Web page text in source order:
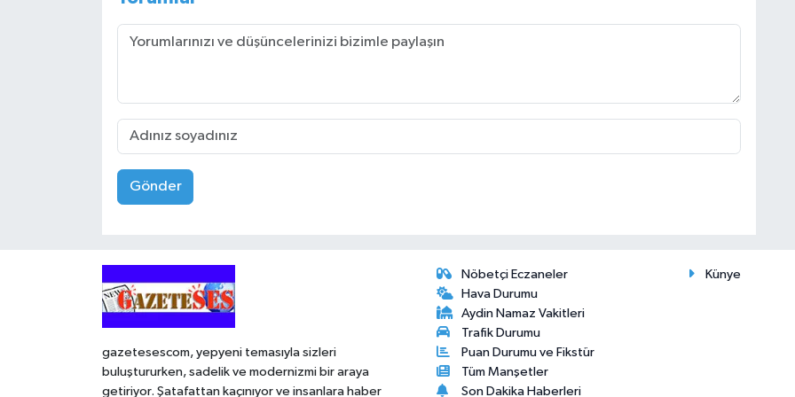
Gönder
gazetesescom, yepyeni temasıyla sizleri
buluştururken, sadelik ve modernizmi bir araya
getiriyor. Şatafattan kaçınıyor ve insanlara haber
Nöbetçi Eczaneler
Hava Durumu
Aydin Namaz Vakitleri
Trafik Durumu
Puan Durumu ve Fikstür
Tüm Manşetler
Son Dakika Haberleri
Künye